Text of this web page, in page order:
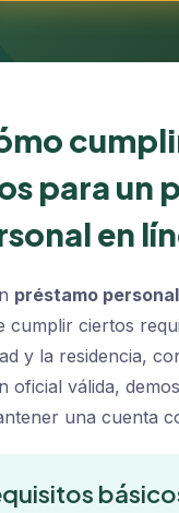
para un
en
préstamo
cumplir ciertos
y la residencia,
oficial válida,
una cuenta